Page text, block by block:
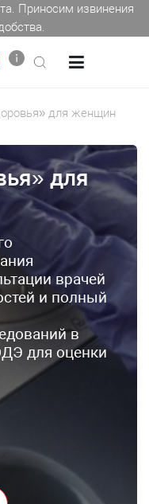
Приносим извинения
для женщин
для
врачей
и полный
в
для оценки